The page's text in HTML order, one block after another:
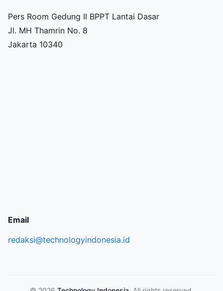
Pers Room Gedung II BPPT Lantai Dasar
Jl. MH Thamrin No. 8
Jakarta 10340
Email
redaksi@technologyindonesia.id